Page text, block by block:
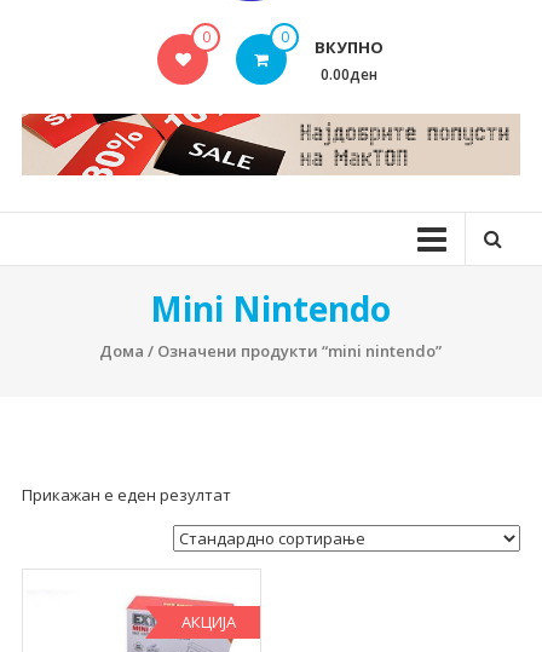
MAKTOP.MK
0 0 ВКУПНО
0.00ден
Mini Nintendo
Дома / Означени продукти “mini nintendo”
Прикажан е еден резултат
АКЦИЈА